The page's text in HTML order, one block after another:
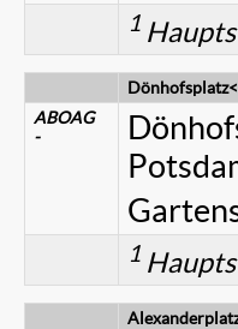
1
ABOAG
-
1